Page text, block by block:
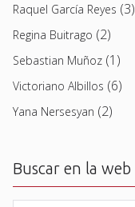
Raquel García Reyes (3)
Regina Buitrago (2)
Sebastian Muñoz (1)
Victoriano Albillos (6)
Yana Nersesyan (2)
Buscar en la web